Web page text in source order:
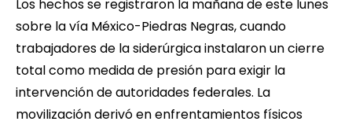
Los hechos se registraron la mañana de este lunes
sobre la vía México-Piedras Negras, cuando
trabajadores de la siderúrgica instalaron un cierre
total como medida de presión para exigir la
intervención de autoridades federales. La
movilización derivó en enfrentamientos físicos